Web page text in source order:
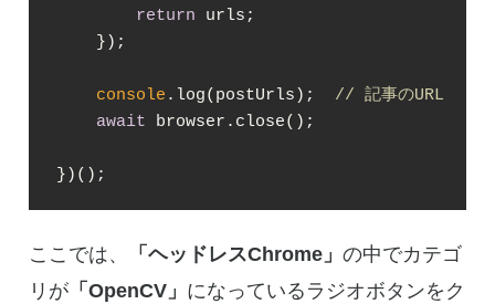
return urls;
    });
console .log(postUrls); // 記事のURL
await browser.close();
})();
ここでは、 「ヘッドレスChrome」の中でカテゴ
リが 「OpenCV」 になっているラジオボタンをク